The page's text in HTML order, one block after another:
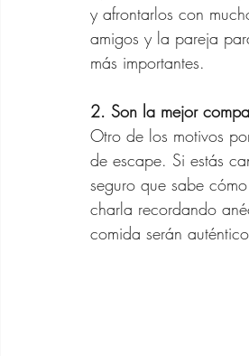
Cabello
Vestidos de
Bolsos de
Zapatos
y afrontarlos con
amigos y la pareja
más importantes.
2. Son la mejor
Otro de los motivos
de escape. Si estás
seguro que sabe
charla recordando
comida serán